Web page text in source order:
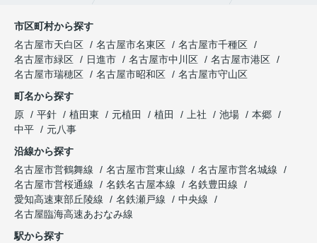
市区町村から探す
名古屋市天白区
名古屋市名東区
名古屋市千種区
名古屋市緑区
日進市 名古屋市中川区
名古屋市港区
名古屋市瑞穂区
名古屋市昭和区
名古屋市守山区
町名から探す
原
平針 植田東 元植田 植田 上社 池場
本郷
中平
元八事
沿線から探す
名古屋市営鶴舞線
名古屋市営東山線
名古屋市営名城線
名古屋市営桜通線
名鉄名古屋本線
名鉄豊田線
愛知高速東部丘陵線
名鉄瀬戸線
中央線
名古屋臨海高速あおなみ線
駅から探す